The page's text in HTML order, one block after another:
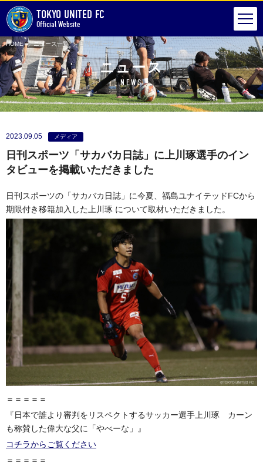
TOKYO UNITED FC
Official Website
HOME ニュース一覧 日刊スポーツ「サカバカ日誌」に上川琢選手のインタビューを掲載いただきました
ニュース
NEWS
2023.09.05 メディア
日刊スポーツ「サカバカ日誌」に上川琢選手のイン
タビューを掲載いただきました
日刊スポーツの「サカバカ日誌」に今夏、福島ユナイテッドFCから
期限付き移籍加入した上川琢 について取材いただきました。
＝＝＝＝＝
『日本で誰より審判をリスペクトするサッカー選手上川琢 カーン
も称賛した偉大な父に「やべーな」』
コチラからご覧ください
＝＝＝＝＝